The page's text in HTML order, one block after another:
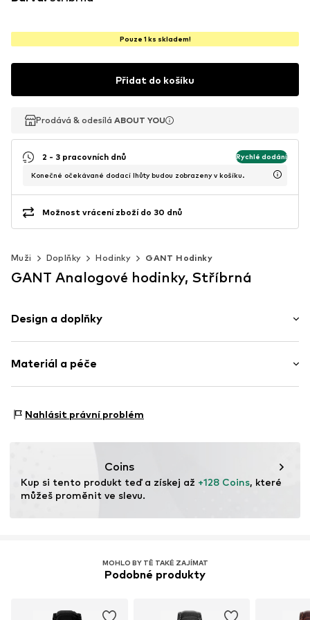
Pouze 1 ks skladem!
Přidat do košíku
Prodává & odesílá ABOUT YOU
Prodává & odesílá ABOUT YOU
Prodává & odesílá ABOUT YOU
2 - 3 pracovních dnů Rychlé dodání
Konečné očekávané dodací lhůty budou zobrazeny v košíku.
Možnost vrácení zboží do 30 dnů
Muži Doplňky Hodinky GANT Hodinky
GANT Analogové hodinky, Stříbrná
Design a doplňky
Potisk značky
Hladká kůže
Položka č. GNTcsav001000001
Materiál a péče
Náramek: Kůže
Nahlásit právní problém
Coins
Kup si tento produkt teď a získej až +128 Coins, které
můžeš proměnit ve slevu.
MOHLO BY TĚ TAKÉ ZAJÍMAT
Podobné produkty